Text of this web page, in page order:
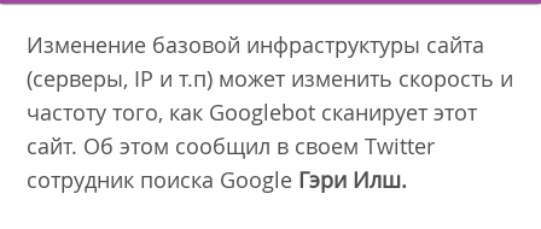
Изменение базовой инфраструктуры сайта
(серверы, IP и т.п) может изменить скорость и
частоту того, как Googlebot сканирует этот
сайт. Об этом сообщил в своем Twitter
сотрудник поиска Google Гэри Илш.